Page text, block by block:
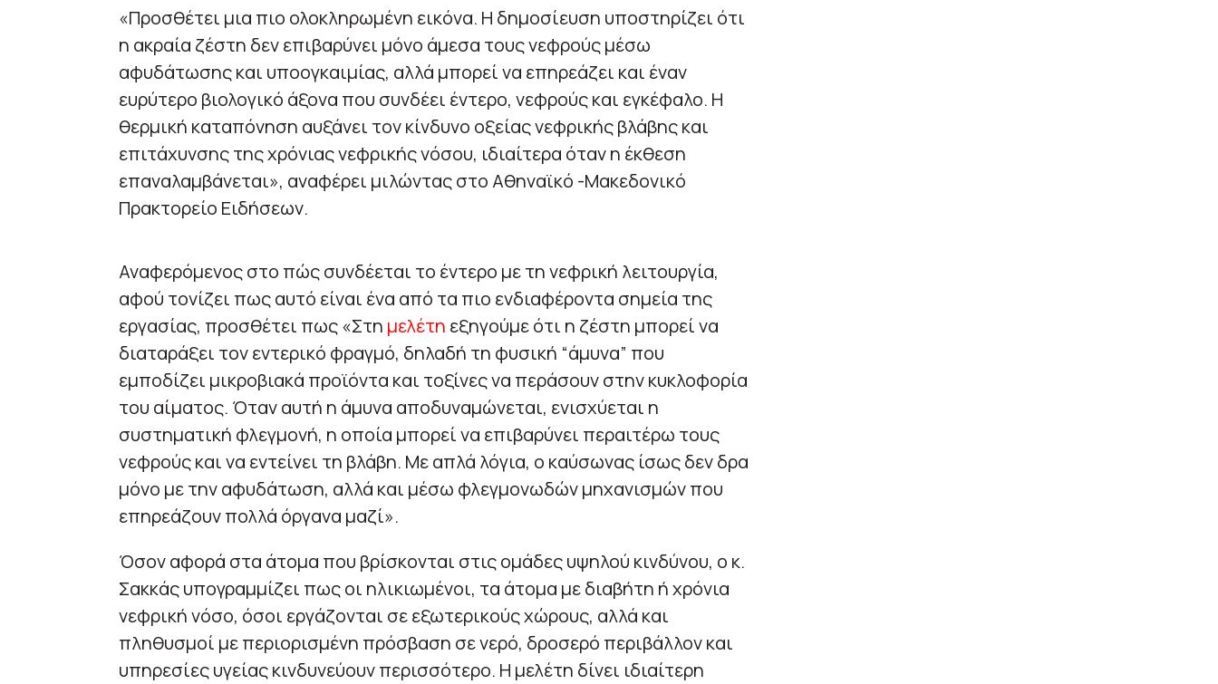
«Προσθέτει μια πιο ολοκληρωμένη εικόνα. Η δημοσίευση υποστηρίζει ότι
η ακραία ζέστη δεν επιβαρύνει μόνο άμεσα τους νεφρούς μέσω
αφυδάτωσης και υποογκαιμίας, αλλά μπορεί να επηρεάζει και έναν
ευρύτερο βιολογικό άξονα που συνδέει έντερο, νεφρούς και εγκέφαλο. Η
θερμική καταπόνηση αυξάνει τον κίνδυνο οξείας νεφρικής βλάβης και
επιτάχυνσης της χρόνιας νεφρικής νόσου, ιδιαίτερα όταν η έκθεση
επαναλαμβάνεται», αναφέρει μιλώντας στο Αθηναϊκό -Μακεδονικό
Πρακτορείο Ειδήσεων.
Αναφερόμενος στο πώς συνδέεται το έντερο με τη νεφρική λειτουργία,
αφού τονίζει πως αυτό είναι ένα από τα πιο ενδιαφέροντα σημεία της
εργασίας, προσθέτει πως «Στη μελέτη εξηγούμε ότι η ζέστη μπορεί να
διαταράξει τον εντερικό φραγμό, δηλαδή τη φυσική “άμυνα” που
εμποδίζει μικροβιακά προϊόντα και τοξίνες να περάσουν στην κυκλοφορία
του αίματος. Όταν αυτή η άμυνα αποδυναμώνεται, ενισχύεται η
συστηματική φλεγμονή, η οποία μπορεί να επιβαρύνει περαιτέρω τους
νεφρούς και να εντείνει τη βλάβη. Με απλά λόγια, ο καύσωνας ίσως δεν δρα
μόνο με την αφυδάτωση, αλλά και μέσω φλεγμονωδών μηχανισμών που
επηρεάζουν πολλά όργανα μαζί».
Όσον αφορά στα άτομα που βρίσκονται στις ομάδες υψηλού κινδύνου, ο κ.
Σακκάς υπογραμμίζει πως οι ηλικιωμένοι, τα άτομα με διαβήτη ή χρόνια
νεφρική νόσο, όσοι εργάζονται σε εξωτερικούς χώρους, αλλά και
πληθυσμοί με περιορισμένη πρόσβαση σε νερό, δροσερό περιβάλλον και
υπηρεσίες υγείας κινδυνεύουν περισσότερο. Η μελέτη δίνει ιδιαίτερη